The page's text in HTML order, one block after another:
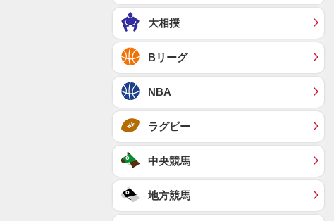
大相撲
Bリーグ
NBA
ラグビー
中央競馬
地方競馬